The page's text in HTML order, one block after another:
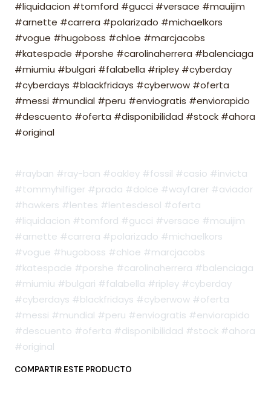
#liquidacion #tomford #gucci #versace #mauijim
#arnette #carrera #polarizado #michaelkors
#vogue #hugoboss #chloe #marcjacobs
#katespade #porshe #carolinaherrera #balenciaga
#miumiu #bulgari #falabella #ripley #cyberday
#cyberdays #blackfridays #cyberwow #oferta
#messi #mundial #peru #enviogratis #enviorapido
#descuento #oferta #disponibilidad #stock #ahora
#original
#rayban #ray-ban #oakley #fossil #casio #invicta
#tommyhilfiger #prada #dolce #wayfarer #aviador
#hawkers #lentes #lentesdesol #oferta
#liquidacion #tomford #gucci #versace #mauijim
#arnette #carrera #polarizado #michaelkors
#vogue #hugoboss #chloe #marcjacobs
#katespade #porshe #carolinaherrera #balenciaga
#miumiu #bulgari #falabella #ripley #cyberday
#cyberdays #blackfridays #cyberwow #oferta
#messi #mundial #peru #enviogratis #enviorapido
#descuento #oferta #disponibilidad #stock #ahora
#original
COMPARTIR ESTE PRODUCTO